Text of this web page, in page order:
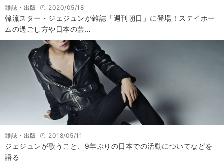
雑誌・出版 2020/05/18
韓流スター・ジェジュンが雑誌「週刊朝日」に登場！ステイホー
ムの過ごし方や日本の芸…
雑誌・出版 2018/05/11
ジェジュンが歌うこと、9年ぶりの日本での活動についてなどを
語る